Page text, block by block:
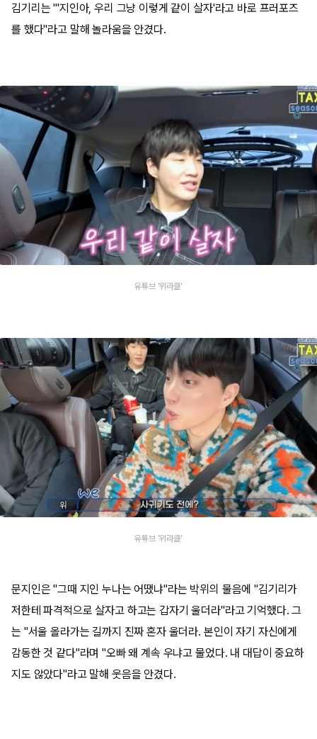
김기리는 "'지인아, 우리 그냥 이렇게 같이 살자'라고 바로 프러포즈
를 했다"라고 말해 놀라움을 안겼다.
유튜브 '위라클'
유튜브 '위라클'
문지인은 "그때 지인 누나는 어땠냐"라는 박위의 물음에 "김기리가
저한테 파격적으로 살자고 하고는 갑자기 울더라"라고 기억했다. 그
는 "서울 올라가는 길까지 진짜 혼자 울더라. 본인이 자기 자신에게
감동한 것 같다"라며 "오빠 왜 계속 우냐고 물었다. 내 대답이 중요하
지도 않았다"라고 말해 웃음을 안겼다.